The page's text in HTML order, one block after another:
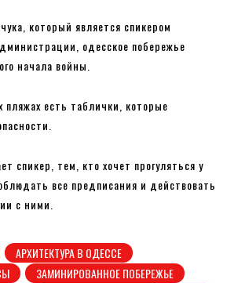
который является спикером
одесское побережье
начала войны.
пляжах есть таблички, которые
спикер, тем, кто хочет прогуляться у
все предписания и действовать
с ними.
АРХИТЕКТУРА В ОДЕССЕ
ЗАМИНИРОВАННОЕ ПОБЕРЕЖЬЕ